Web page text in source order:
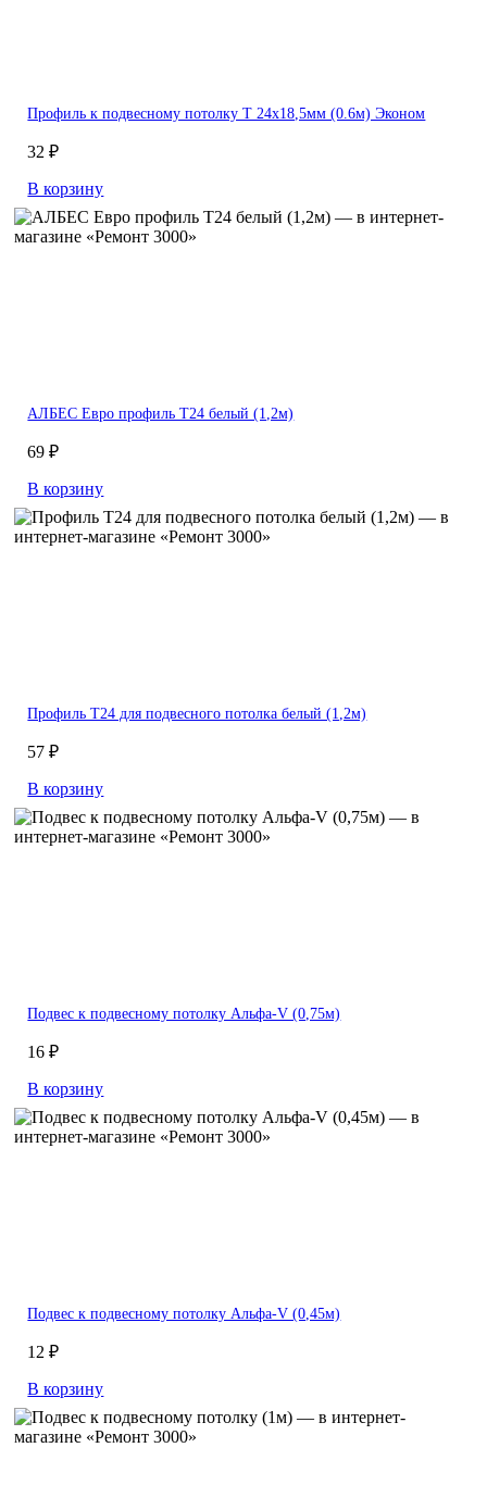
Профиль к подвесному потолку Т 24x18,5мм (0.6м) Эконом
32 ₽
В корзину
АЛБЕС Евро профиль Т24 белый (1,2м)
69 ₽
В корзину
Профиль Т24 для подвесного потолка белый (1,2м)
57 ₽
В корзину
Подвес к подвесному потолку Альфа-V (0,75м)
16 ₽
В корзину
Подвес к подвесному потолку Альфа-V (0,45м)
12 ₽
В корзину